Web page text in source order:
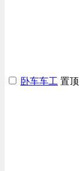
互联网/电子商务/
通信/移动互联网/
技工/维修类
卧车车工 置顶